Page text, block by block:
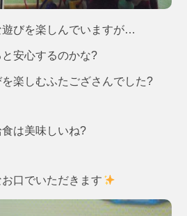
びを楽しんでいますが…
安心するのかな?
楽しむふたござさんでした?
は美味しいね?
口でいただきます